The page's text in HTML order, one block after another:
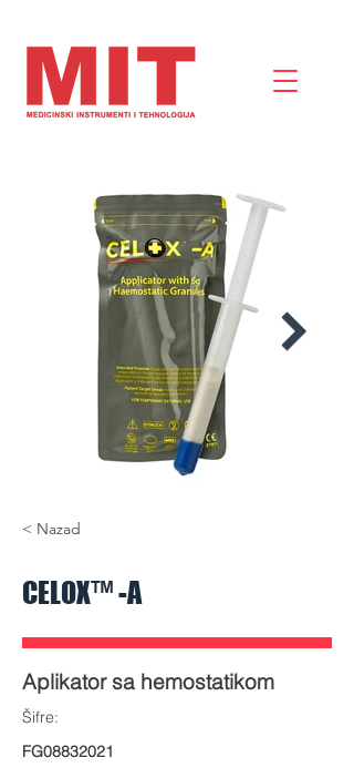
Celox A 001.jpg
< Nazad
CELOX™ -A
Aplikator sa hemostatikom
​Šifre:
FG08832021